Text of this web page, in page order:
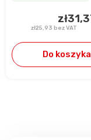
zł25,93 bez VAT
Do koszyka